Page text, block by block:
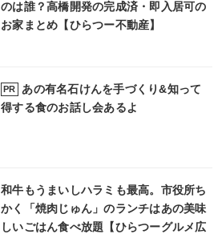
のは誰？高橋開発の完成済・即入居可の
お家まとめ【ひらつー不動産】
PR
あの有名石けんを手づくり&知って
得する食のお話し会あるよ
和牛もうまいしハラミも最高。市役所ち
かく「焼肉じゅん」のランチはあの美味
しいごはん食べ放題【ひらつーグルメ広